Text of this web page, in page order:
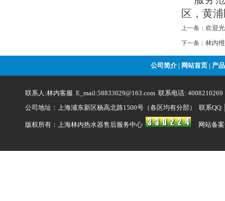
区，黄
上一条： 欢迎
下一条： 林内
公司简介| 网站首页 产
联系人:林内客服 E_mail:58833029@163.com 联系电话:
公司地址：上海浦东新区杨高北路1500号（各区均有分部） 联系QQ:
版权所有：上海林内热水器售后服务中心 网站备